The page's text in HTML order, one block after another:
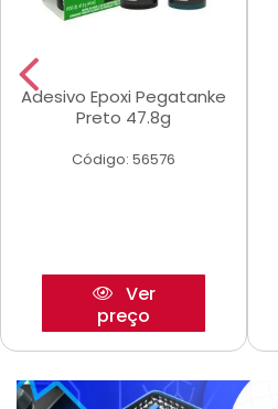
Adesivo Epoxi Pegatanke
Preto 47.8g
Código: 56576
Ver
preço